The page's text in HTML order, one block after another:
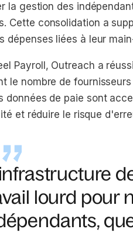
la gestion des
Cette consolidation a
dépenses liées à leur
Payroll, Outreach a
le nombre de
données de paie sont
et réduire le risque
lourd pour